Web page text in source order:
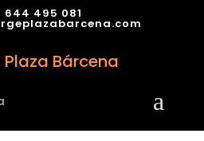
644 495 081